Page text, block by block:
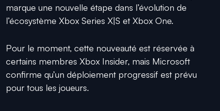
marque une nouvelle étape dans l’évolution de
l’écosystème Xbox Series X|S et Xbox One.
Pour le moment, cette nouveauté est réservée à
certains membres Xbox Insider, mais Microsoft
confirme qu’un déploiement progressif est prévu
pour tous les joueurs.